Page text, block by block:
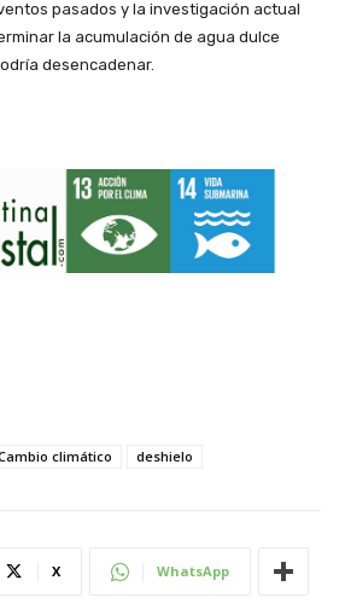
pasados y la investigación actual
la acumulación de agua dulce
desencadenar.
climático deshielo
X WhatsApp